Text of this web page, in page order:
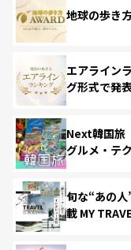
地球の歩き
エアライン
グ形式で発
Next韓国旅
グルメ・テ
旬な“あの
載 MY